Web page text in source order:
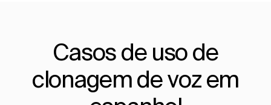
Casos de uso de
clonagem de voz em